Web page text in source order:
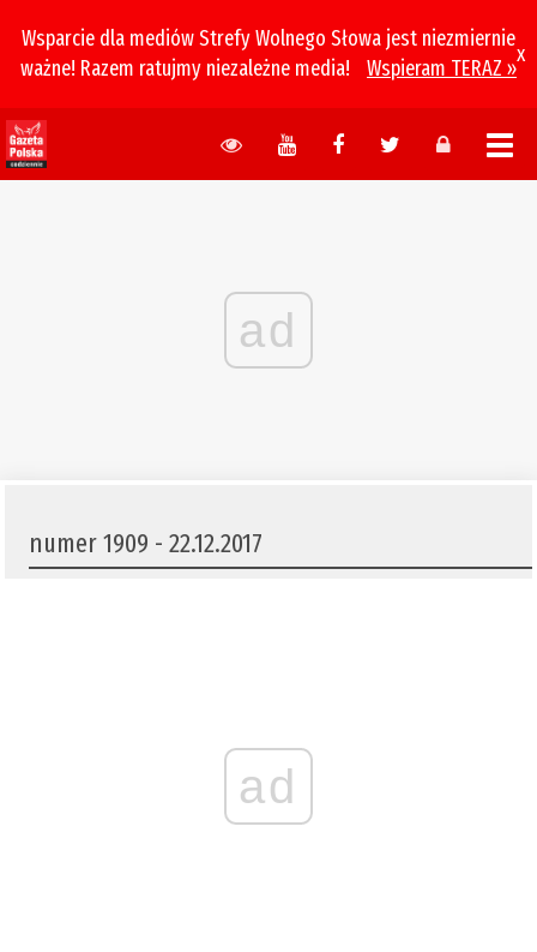
Wsparcie dla mediów Strefy Wolnego Słowa jest niezmiernie
ważne! Razem ratujmy niezależne media!
Wspieram TERAZ »
x
ad
numer 1909 - 22.12.2017
ad